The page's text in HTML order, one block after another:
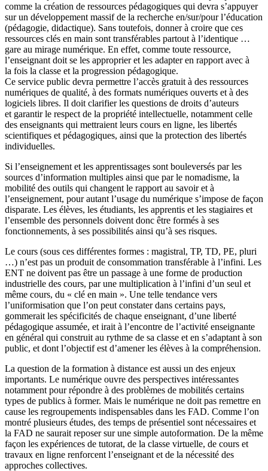
comme la création de ressources pédagogiques qui devra s’appuyer
sur un développement massif de la recherche en/sur/pour l’éducation
(pédagogie, didactique). Sans toutefois, donner à croire que ces
ressources clés en main sont transférables partout à l’identique …
gare au mirage numérique. En effet, comme toute ressource,
l’enseignant doit se les approprier et les adapter en rapport avec à
la fois la classe et la progression pédagogique.
Ce service public devra permettre l’accès gratuit à des ressources
numériques de qualité, à des formats numériques ouverts et à des
logiciels libres. Il doit clarifier les questions de droits d’auteurs
et garantir le respect de la propriété intellectuelle, notamment celle
des enseignants qui mettraient leurs cours en ligne, les libertés
scientifiques et pédagogiques, ainsi que la protection des libertés
individuelles.
Si l’enseignement et les apprentissages sont bouleversés par les
sources d’information multiples ainsi que par le nomadisme, la
mobilité des outils qui changent le rapport au savoir et à
l’enseignement, pour autant l’usage du numérique s’impose de façon
disparate. Les élèves, les étudiants, les apprentis et les stagiaires et
l’ensemble des personnels doivent donc être formés à ses
fonctionnements, à ses possibilités ainsi qu’à ses risques.
Le cours (sous ces différentes formes : magistral, TP, TD, PE, pluri
…) n’est pas un produit de consommation transférable à l’infini. Les
ENT ne doivent pas être un passage à une forme de production
industrielle des cours, par une multiplication à l’infini d’un seul et
même cours, du « clé en main ». Une telle tendance vers
l’uniformisation que l’on peut constater dans certains pays,
gommerait les spécificités de chaque enseignant, d’une liberté
pédagogique assumée, et irait à l’encontre de l’activité enseignante
en général qui construit au rythme de sa classe et en s’adaptant à son
public, et dont l’objectif est d’amener les élèves à la compréhension.
La question de la formation à distance est aussi un des enjeux
importants. Le numérique ouvre des perspectives intéressantes
notamment pour répondre à des problèmes de mobilités certains
types de publics à former. Mais le numérique ne doit pas remettre en
cause les regroupements indispensables dans les FAD. Comme l’on
montré plusieurs études, des temps de présentiel sont nécessaires et
la FAD ne saurait reposer sur une simple autoformation. De la même
façon les expériences de tutorat, de la classe virtuelle, de cours et
travaux en ligne renforcent l’enseignant et de la nécessité des
approches collectives.